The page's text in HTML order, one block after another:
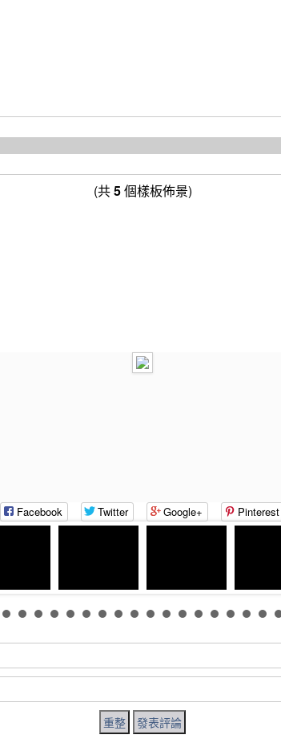
(共5個樣板佈景)
Facebook Twitter Google+ Pinterest